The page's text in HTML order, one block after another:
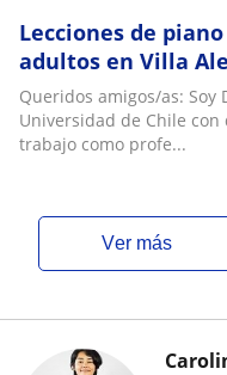
Lecciones de
adultos en Villa
Queridos amigos/as:
Universidad de Chile
trabajo como profe...
ver más